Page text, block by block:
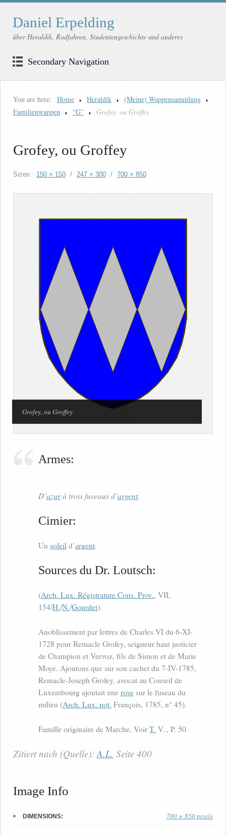
Daniel Erpelding
über Heraldik, Radfahren, Studentengeschichte und anderes
Secondary Navigation
You are here: Home Heraldik
(Meine) Wappensammlung
Familienwappen
“G” Grofey, ou Groffey
Grofey, ou Groffey
Sizes: 150 × 150 / 247 × 300 / 700 × 850
Grofey, ou Groffey
Armes:
D’azurà trois fuseaux d’argent.
Cimier:
Un soleil d’argent.
Sources du Dr. Loutsch:
(Arch. Lux. Régistrature Cons. Prov., VII,
154/H./N./Gourdet).
Anoblissement par lettres de Charles VI du 6-XI-
1728 pour Remacle Grofey, seigneur haut justicier
de Champion et Vervoz, fils de Simon et de Marie
Moye. Ajoutons que sur son cachet du 7-IV-1785,
Remacle-Joseph Grofey, avocat au Conseil de
Luxembourg ajoutait une rose sur le fuseau du
milieu (Arch. Lux. not. François, 1785, n° 45).
Famille originaire de Marche, Voir T. V.., P. 50.
Zitiert nach (Quelle): A.L. Seite 400
Image Info
DIMENSIONS: 700 × 850 pixels